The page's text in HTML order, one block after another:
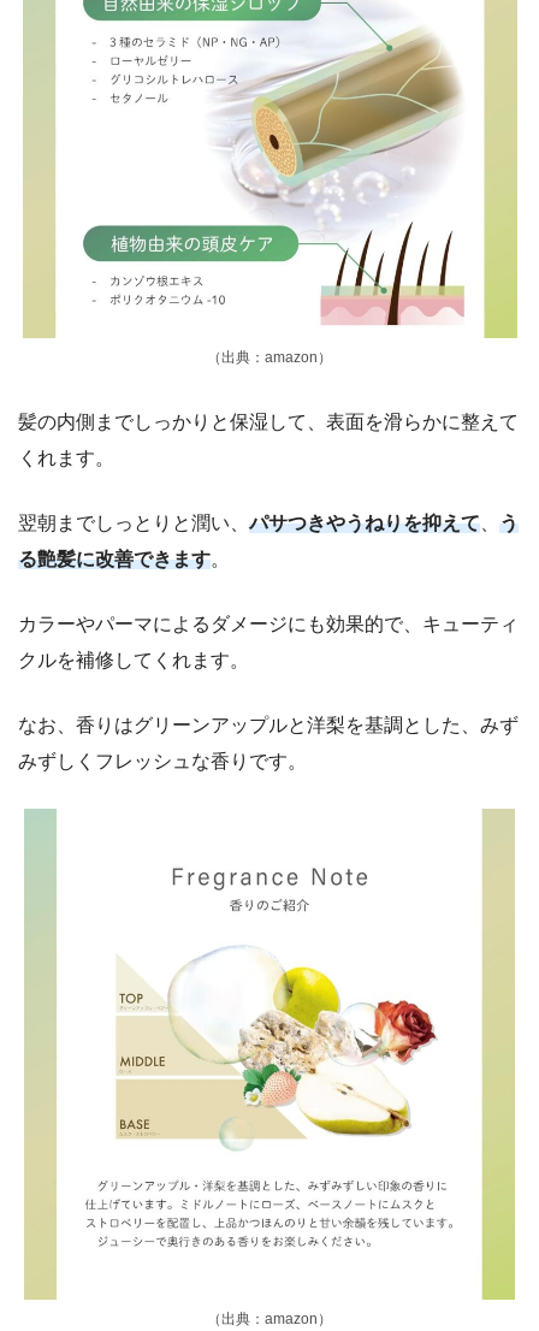
（出典：amazon）
髪の内側までしっかりと保湿して、表面を滑らかに整えて
くれます。
翌朝までしっとりと潤い、パサつきやうねりを抑えて
う
る艶髪に改善できます。
カラーやパーマによるダメージにも効果的で、キューティ
クルを補修してくれます。
なお、香りはグリーンアップルと洋梨を基調とした、みず
みずしくフレッシュな香りです。
（出典：amazon）